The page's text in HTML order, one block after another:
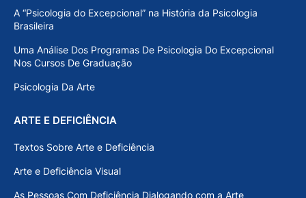
A “Psicologia do Excepcional” na História da Psicologia
Brasileira
Uma Análise Dos Programas De Psicologia Do Excepcional
Nos Cursos De Graduação
Psicologia Da Arte
ARTE E DEFICIÊNCIA
Textos Sobre Arte e Deficiência
Arte e Deficiência Visual
As Pessoas Com Deficiência Dialogando com a Arte